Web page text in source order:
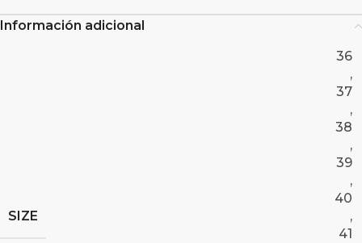
Información adicional
SIZE
36
,
37
,
38
,
39
,
40
,
41